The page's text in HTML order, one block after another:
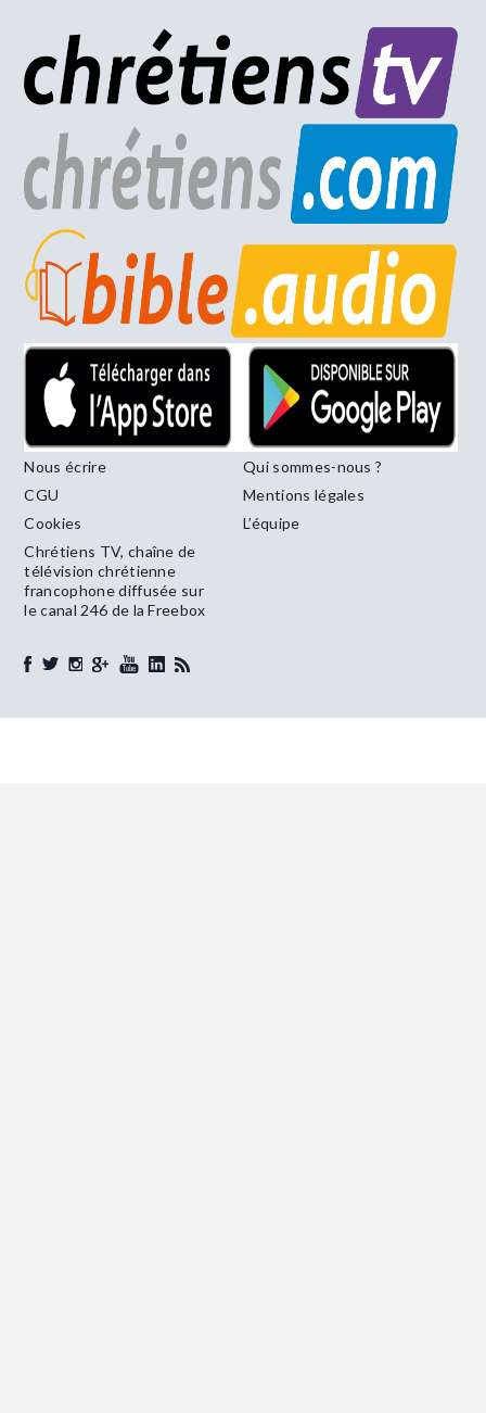
Nous écrire
Qui sommes-nous ?
CGU
Mentions légales
Cookies
L’équipe
Chrétiens TV, chaîne de
télévision chrétienne
francophone diffusée sur
le canal 246 de la Freebox